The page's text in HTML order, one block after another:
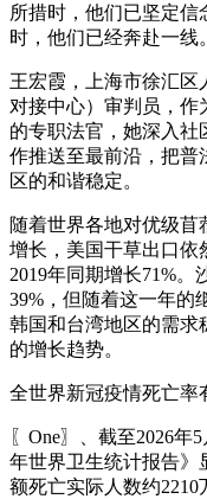
所措时，他们已坚定信
时，他们已经奔赴一线。
王宏霞，上海市徐汇区
对接中心）审判员，作
的专职法官，她深入社
作推送至最前沿，把普
区的和谐稳定。
随着世界各地对优级
增长，美国干草出口依
2019年同期增长71%。
39%，但随着这一年的
韩国和台湾地区的需求
的增长趋势。
全世界新冠疫情死亡率
〖One〗、截至2026年
年世界卫生统计报告》
额死亡实际人数约